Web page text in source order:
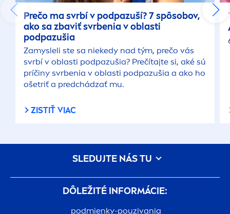
Prečo ma svrbí v podpazuší? 7 spôsobov,
ako sa zbaviť svrbenia v oblasti
podpazušia
Zamysleli ste sa niekedy nad tým, prečo vás
svrbí v oblasti podpazušia? Prečítajte si, aké sú
príčiny svrbenia v oblasti podpazušia a ako ho
ošetriť a predchádzať mu.
ZISTIŤ VIAC
DÔLEŽITÉ INFORMÁCIE:
podmienky-pouzivania
SLEDUJTE NÁS TU